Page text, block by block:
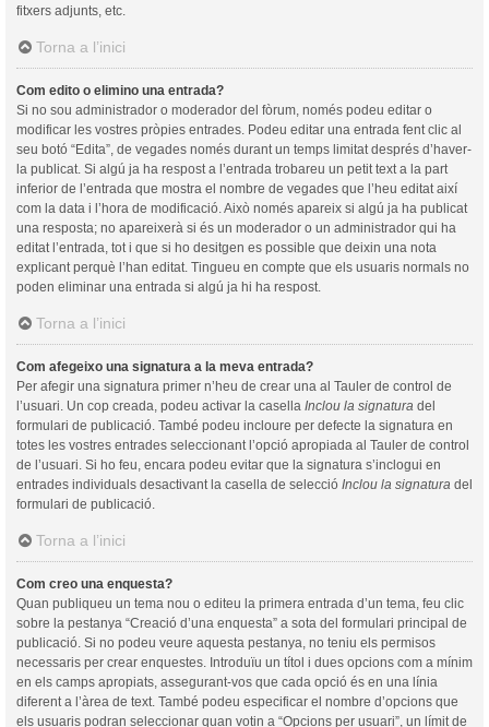
fitxers adjunts, etc.
Torna a l’inici
Com edito o elimino una entrada?
Si no sou administrador o moderador del fòrum, només podeu editar o
modificar les vostres pròpies entrades. Podeu editar una entrada fent clic al
seu botó “Edita”, de vegades només durant un temps limitat després d’haver-
la publicat. Si algú ja ha respost a l’entrada trobareu un petit text a la part
inferior de l’entrada que mostra el nombre de vegades que l’heu editat així
com la data i l’hora de modificació. Això només apareix si algú ja ha publicat
una resposta; no apareixerà si és un moderador o un administrador qui ha
editat l’entrada, tot i que si ho desitgen es possible que deixin una nota
explicant perquè l’han editat. Tingueu en compte que els usuaris normals no
poden eliminar una entrada si algú ja hi ha respost.
Torna a l’inici
Com afegeixo una signatura a la meva entrada?
Per afegir una signatura primer n’heu de crear una al Tauler de control de
l’usuari. Un cop creada, podeu activar la casella Inclou la signatura del
formulari de publicació. També podeu incloure per defecte la signatura en
totes les vostres entrades seleccionant l’opció apropiada al Tauler de control
de l’usuari. Si ho feu, encara podeu evitar que la signatura s’inclogui en
entrades individuals desactivant la casella de selecció Inclou la signatura del
formulari de publicació.
Torna a l’inici
Com creo una enquesta?
Quan publiqueu un tema nou o editeu la primera entrada d’un tema, feu clic
sobre la pestanya “Creació d’una enquesta” a sota del formulari principal de
publicació. Si no podeu veure aquesta pestanya, no teniu els permisos
necessaris per crear enquestes. Introduïu un títol i dues opcions com a mínim
en els camps apropiats, assegurant-vos que cada opció és en una línia
diferent a l’àrea de text. També podeu especificar el nombre d’opcions que
els usuaris podran seleccionar quan votin a “Opcions per usuari”, un límit de